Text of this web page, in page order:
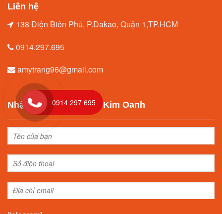
Liên hệ
138 Điện Biên Phủ, P.Dakao, Quận 1,TP.HCM
0914.297.695
amytrang96@gmail.com
Nhận tư vấn từ Địa ốc Kim Oanh
0914 297 695